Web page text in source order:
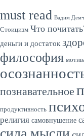
must read Вадим
Стоицизм Что
деньги и достаток
философия
познавательное
продуктивность
религия самовнушение